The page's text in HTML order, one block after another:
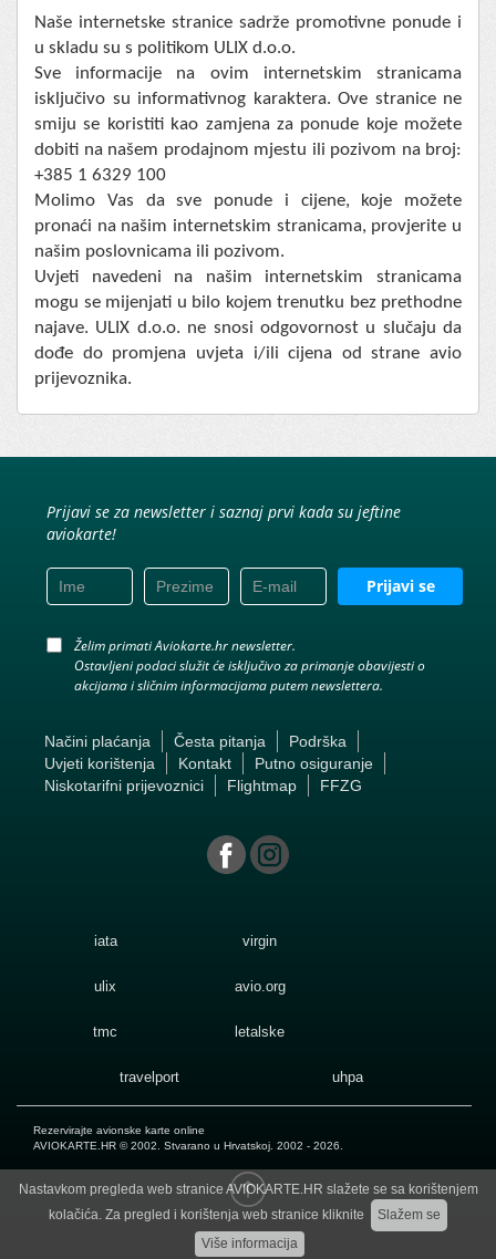
Naše internetske stranice sadrže promotivne ponude i
u skladu su s politikom ULIX d.o.o.
Sve informacije na ovim internetskim stranicama
isključivo su informativnog karaktera. Ove stranice ne
smiju se koristiti kao zamjena za ponude koje možete
dobiti na našem prodajnom mjestu ili pozivom na broj:
+385 1 6329 100
Molimo Vas da sve ponude i cijene, koje možete
pronaći na našim internetskim stranicama, provjerite u
našim poslovnicama ili pozivom.
Uvjeti navedeni na našim internetskim stranicama
mogu se mijenjati u bilo kojem trenutku bez prethodne
najave. ULIX d.o.o. ne snosi odgovornost u slučaju da
dođe do promjena uvjeta i/ili cijena od strane avio
prijevoznika.
Prijavi se za newsletter i saznaj prvi kada su jeftine
aviokarte!
Prijavi se
Želim primati Aviokarte.hr newsletter.
Ostavljeni podaci služit će isključivo za primanje obavijesti o
akcijama i sličnim informacijama putem newslettera.
Načini plaćanja Česta pitanja
Podrška
Uvjeti korištenja
Kontakt
Putno osiguranje
Niskotarifni prijevoznici
Flightmap FFZG
iata virgin
ulix avio.org
tmc letalske
travelport uhpa
Rezervirajte avionske karte online
AVIOKARTE.HR © 2002. Stvarano u Hrvatskoj. 2002 - 2026.
Nastavkom pregleda web stranice AVIOKARTE.HR slažete se sa korištenjem
kolačića. Za pregled i korištenja web stranice kliknite
Slažem se
Više informacija